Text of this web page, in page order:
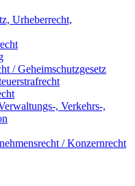
Urheberrecht,
/ Geheimschutzgesetz
, Verkehrs-,
/ Konzernrecht